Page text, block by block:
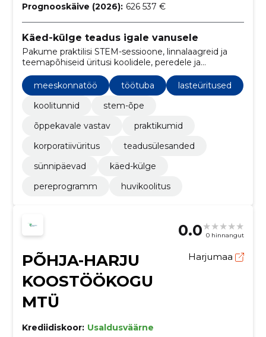
Prognooskäive (2026): 626 537 €
Käed-külge teadus igale vanusele
Pakume praktilisi STEM-sessioone, linnalaagreid ja
teemapõhiseid üritusi koolidele, peredele ja
ettevõtetele. Meie käed-külge programmid
suurendavad huvi teaduse vastu ning arendavad
koostöö- ja probleemilahendusoskusi.
meeskonnatöö töötuba
lasteüritused
koolitunnid
stem-õpe
õppekavale vastav
praktikumid
korporatiivüritus
teadusülesanded
sünnipäevad
käed-külge
pereprogramm
huvikoolitus
0.0 0 hinnangut
PÕHJA-HARJU
KOOSTÖÖKOGU
MTÜ
Harjumaa
Krediidiskoor: Usaldusväärne